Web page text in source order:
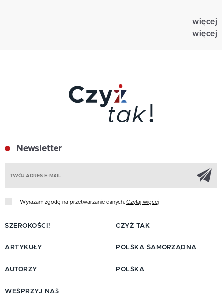
więcej
więcej
Newsletter
Wyrażam zgodę na przetwarzanie danych. Czytaj więcej
SZEROKOŚCI!
ARTYKUŁY
AUTORZY
CZYŻ TAK
POLSKA SAMORZĄDNA
POLSKA
WESPRZYJ NAS